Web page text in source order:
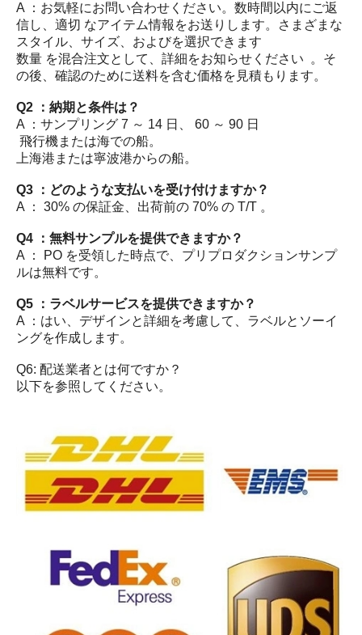
A ：お気軽にお問い合わせください。数時間以内にご返
信し、適切 なアイテム情報をお送りします。さまざまな
スタイル、サイズ、およびを選択できます
数量 を混合注文として、詳細をお知らせください 。そ
の後、確認のために送料を含む価格を見積もります。
Q2 ：納期と条件は？
A ：サンプリング 7 ～ 14 日、 60 ～ 90 日
飛行機または海での船。
上海港または寧波港からの船。
Q3 ：どのような支払いを受け付けますか？
A ： 30% の保証金、出荷前の 70% の T/T 。
Q4 ：無料サンプルを提供できますか？
A ： PO を受領した時点で、プリプロダクションサンプ
ルは無料です。
Q5 ：ラベルサービスを提供できますか？
A ：はい、デザインと詳細を考慮して、ラベルとソーイ
ングを作成します。
Q6: 配送業者とは何ですか？
以下を参照してください。